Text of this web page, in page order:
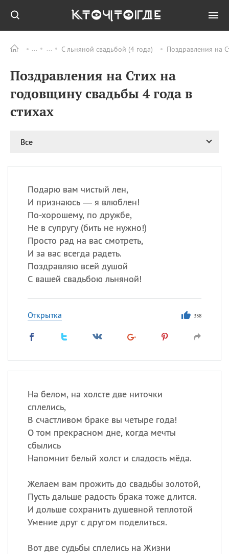
С льняной свадьбой (4 года) Поздравления на
Поздравления на Стих на
годовщину свадьбы 4 года в
стихах
Все
Подарю вам чистый лен,
И признаюсь — я влюблен!
По-хорошему, по дружбе,
Не в супругу (бить не нужно!)
Просто рад на вас смотреть,
И за вас всегда радеть.
Поздравляю всей душой
С вашей свадьбою льняной!
Открытка 338
На белом, на холсте две ниточки
сплелись,
В счастливом браке вы четыре года!
О том прекрасном дне, когда мечты
сбылись
Напомнит белый холст и сладость мёда.
Желаем вам прожить до свадьбы золотой,
Пусть дальше радость брака тоже длится.
И дольше сохранить душевной теплотой
Умение друг с другом поделиться.
Вот две судьбы сплелись на Жизни
ПРАЗДНИКИ Все
09.08
День памяти
целителя Пантелеимона
телевидения
ИМЕНА
Сегодня празднуют именины
Герман
Посмотреть значение